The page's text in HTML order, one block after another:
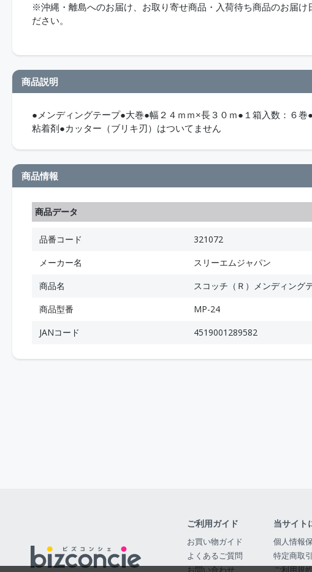
※沖縄・離島へのお届け、お取り寄せ商品・入荷待ち商品のお届
ださい。
商品説明
●メンディングテープ●大巻●幅２４ｍｍ×長３０ｍ●１箱入数：６
粘着剤●カッター（ブリキ刃）はついてません
商品情報
商品データ
品番コード
321072
メーカー名
スリーエムジャパン
商品名
スコッチ（Ｒ）メンディン
商品型番
MP-24
JANコード
4519001289582
ご利用ガイド
お買い物ガイド
よくあるご質問
お問い合わせ
当サイト
個人情報
特定商取
ご利用規